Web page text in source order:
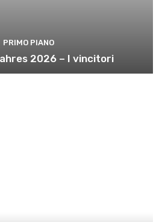
PRIMO PIANO
2026 – I vincitori